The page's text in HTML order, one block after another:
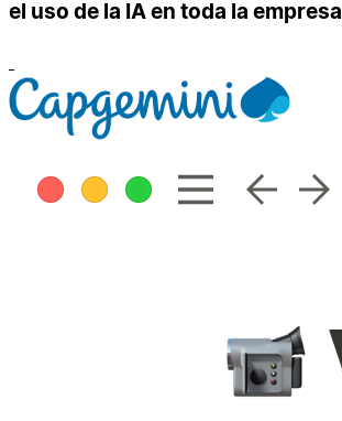
el uso de la IA en toda la empresa